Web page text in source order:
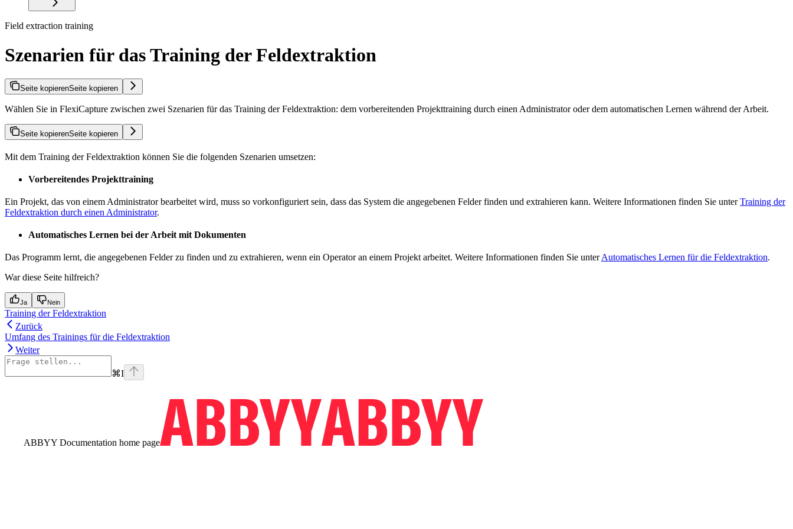
Field extraction training
Szenarien für das Training der Feldextraktion
Seite kopierenSeite kopieren
Wählen Sie in FlexiCapture zwischen zwei Szenarien für das Training der Feldextraktion: dem vorbereitenden Projekttraining durch einen Administrator oder dem automatischen Lernen während der Arbeit.
Seite kopierenSeite kopieren
Mit dem Training der Feldextraktion können Sie die folgenden Szenarien umsetzen:
Vorbereitendes Projekttraining
Ein Projekt, das von einem Administrator bearbeitet wird, muss so vorkonfiguriert sein, dass das System die angegebenen Felder finden und extrahieren kann. Weitere Informationen finden Sie unterTraining der
Feldextraktion durch einen Administrator.
Automatisches Lernen bei der Arbeit mit Dokumenten
Das Programm lernt, die angegebenen Felder zu finden und zu extrahieren, wenn ein Operator an einem Projekt arbeitet. Weitere Informationen finden Sie unterAutomatisches Lernen für die Feldextraktion.
War diese Seite hilfreich?
Ja Nein
Training der Feldextraktion
Zurück
Umfang des Trainings für die Feldextraktion
Weiter
⌘I
ABBYY Documentation home page